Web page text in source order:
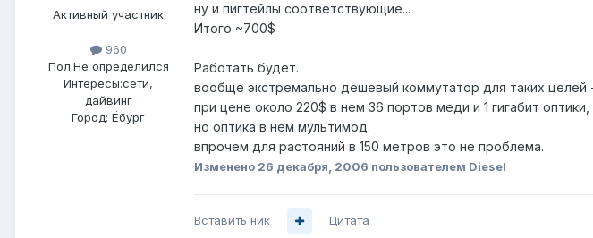
Активный участник
960
Пол:Не определился
Интересы:сети,
дайвинг
Город: Ёбург
ну и пигтейлы соответствующие...
Итого ~700$
Работать будет.
вообще экстремально дешевый коммутатор для таких целей
при цене около 220$ в нем 36 портов меди и 1 гигабит
но оптика в нем мультимод.
впрочем для растояний в 150 метров это не проблема.
Изменено 26 декабря, 2006 пользователем Diesel
Вставить ник Цитата